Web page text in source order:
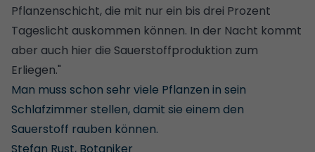
Pflanzenschicht, die mit nur ein bis drei Prozent
Tageslicht auskommen können. In der Nacht kommt
aber auch hier die Sauerstoffproduktion zum
Erliegen."
Man muss schon sehr viele Pflanzen in sein
Schlafzimmer stellen, damit sie einem den
Sauerstoff rauben können.